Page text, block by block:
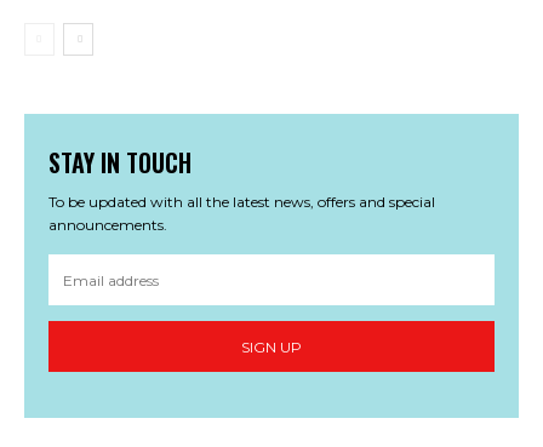
STAY IN TOUCH
To be updated with all the latest news, offers and special
announcements.
SIGN UP